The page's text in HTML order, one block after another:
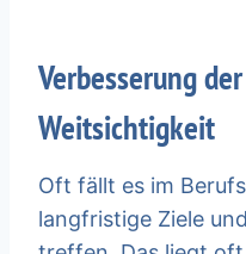
Verbesserung
Weitsichtigkeit
Oft fällt es im
langfristige Ziele